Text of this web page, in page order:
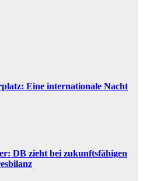
Eine internationale Nacht
DB zieht bei zukunftsfähigen